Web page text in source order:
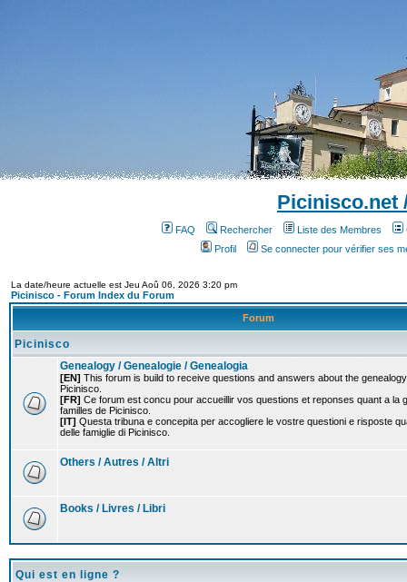
Picinisco.net
FAQ Rechercher Liste des Membres
Profil
Se connecter pour vérifier ses
La date/heure actuelle est Jeu Aoû 06, 2026 3:20 pm
Picinisco - Forum Index du Forum
Forum
Picinisco
Genealogy / Genealogie / Genealogia
[EN] This forum is build to receive questions and answers about the
Picinisco.
[FR] Ce forum est concu pour accueillir vos questions et reponses quant a la
familles de Picinisco.
[IT] Questa tribuna e concepita per accogliere le vostre questioni e risposte
delle famiglie di Picinisco.
Others / Autres / Altri
Books / Livres / Libri
Qui est en ligne ?